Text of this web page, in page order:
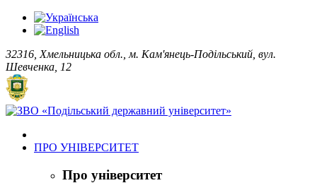
32316, Хмельницька обл., м. Кам'янець-Подільський, вул.
Шевченка, 12
ПРО УНІВЕРСИТЕТ
Про університет